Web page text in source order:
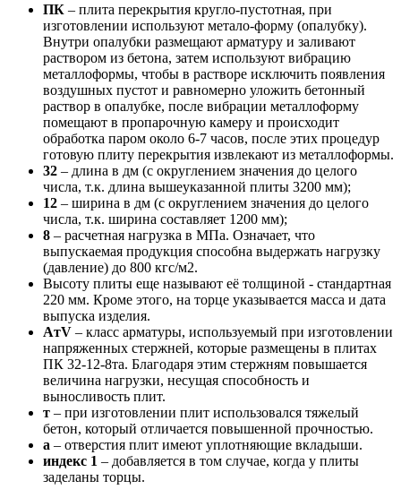
ПК – плита перекрытия кругло-пустотная, при
изготовлении используют метало-форму (опалубку).
Внутри опалубки размещают арматуру и заливают
раствором из бетона, затем используют вибрацию
металлоформы, чтобы в растворе исключить появления
воздушных пустот и равномерно уложить бетонный
раствор в опалубке, после вибрации металлоформу
помещают в пропарочную камеру и происходит
обработка паром около 6-7 часов, после этих процедур
готовую плиту перекрытия извлекают из металлоформы.
32 – длина в дм (с округлением значения до целого
числа, т.к. длина вышеуказанной плиты 3200 мм);
12 – ширина в дм (с округлением значения до целого
числа, т.к. ширина составляет 1200 мм);
8 – расчетная нагрузка в МПа. Означает, что
выпускаемая продукция способна выдержать нагрузку
(давление) до 800 кгс/м2.
Высоту плиты еще называют её толщиной - стандартная
220 мм. Кроме этого, на торце указывается масса и дата
выпуска изделия.
AтV – класс арматуры, используемый при изготовлении
напряженных стержней, которые размещены в плитах
ПК 32-12-8та. Благодаря этим стержням повышается
величина нагрузки, несущая способность и
выносливость плит.
т – при изготовлении плит использовался тяжелый
бетон, который отличается повышенной прочностью.
а – отверстия плит имеют уплотняющие вкладыши.
индекс 1 – добавляется в том случае, когда у плиты
заделаны торцы.